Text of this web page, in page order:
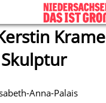
Anna-Palais